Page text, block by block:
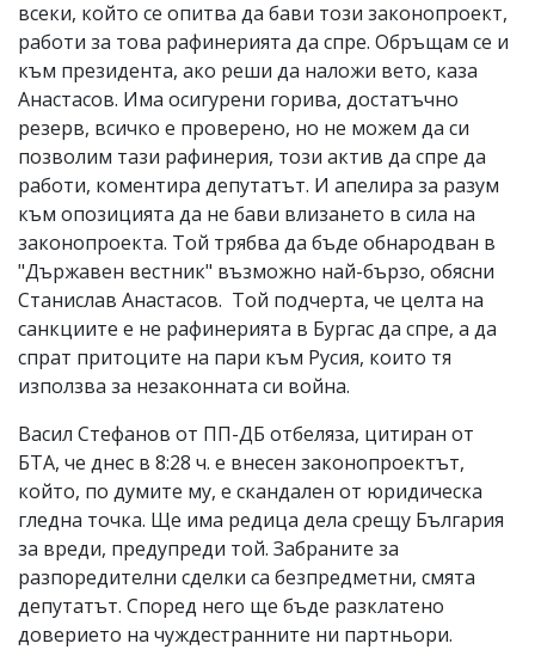
всеки, който се опитва да бави този законопроект,
работи за това рафинерията да спре. Обръщам се и
към президента, ако реши да наложи вето, каза
Анастасов. Има осигурени горива, достатъчно
резерв, всичко е проверено, но не можем да си
позволим тази рафинерия, този актив да спре да
работи, коментира депутатът. И апелира за разум
към опозицията да не бави влизането в сила на
законопроекта. Той трябва да бъде обнародван в
"Държавен вестник" възможно най-бързо, обясни
Станислав Анастасов. Той подчерта, че целта на
санкциите е не рафинерията в Бургас да спре, а да
спрат притоците на пари към Русия, които тя
използва за незаконната си война.
Васил Стефанов от ПП-ДБ отбеляза, цитиран от
БТА, че днес в 8:28 ч. е внесен законопроектът,
който, по думите му, е скандален от юридическа
гледна точка. Ще има редица дела срещу България
за вреди, предупреди той. Забраните за
разпоредителни сделки са безпредметни, смята
депутатът. Според него ще бъде разклатено
доверието на чуждестранните ни партньори.